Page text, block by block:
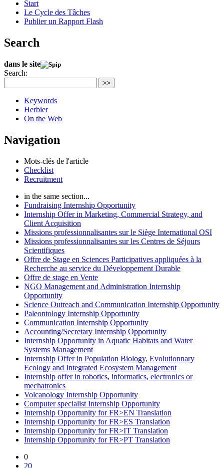
Start
Le Cycle des Tâches
Publier un Rapport Flash
Search
dans le site
Search:
>>
Keywords
Herbier
On the Web
Navigation
Mots-clés de l'article
Checklist
Recruitment
in the same section...
Fundraising Internship Opportunity
Internship Offer in Marketing, Commercial Strategy, and
Client Acquisition
Missions professionnalisantes sur le Siège International OSI
Missions professionnalisantes sur les Centres de Séjours
Scientifiques
Offre de Stage en Sciences Participatives appliquées à la
Recherche au service du Développement Durable
Offre de stage en Vente
NGO Management and Administration Internship
Opportunity
Science Outreach and Communication Internship Opportunity
Paleontology Internship Opportunity
Communication Internship Opportunity
Accounting/Secretary Internship Opportunity
Internship Opportunity in Aquatic Habitats and Water
Systems Management
Internship Offer in Population Biology, Evolutionnary
Ecology and Integrated Ecosystem Management
Internship offer in robotics, informatics, electronics or
mechatronics
Volcanology Internship Opportunity
Computer specialist Internship Opportunity
Internship Opportunity for FR>EN Translation
Internship Opportunity for FR>ES Translation
Internship Opportunity for FR>IT Translation
Internship Opportunity for FR>PT Translation
0
20